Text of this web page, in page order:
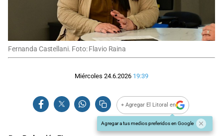
Fernanda Castellani. Foto: Flavio Raina
Miércoles 24.6.2026 19:39
+ Agregar El Litoral en
Agregar a tus medios preferidos en Google